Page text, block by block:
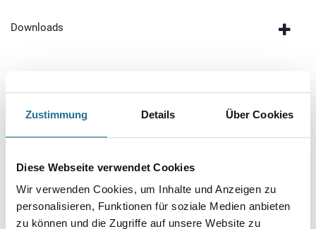
Zustimmung Details Über Cookies
Diese Webseite verwendet Cookies
Wir verwenden Cookies, um Inhalte und Anzeigen zu
personalisieren, Funktionen für soziale Medien anbieten
zu können und die Zugriffe auf unsere Website zu
Downloads
MPlus MontageKleber